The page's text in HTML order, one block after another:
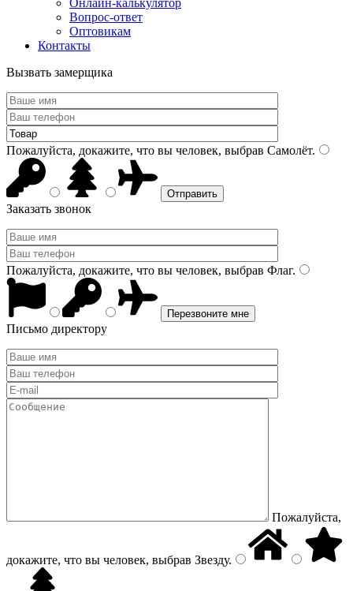
Онлайн-калькулятор
Вопрос-ответ
Оптовикам
Контакты
Вызвать замерщика
Пожалуйста, докажите, что вы человек, выбрав Самолёт.
Заказать звонок
Пожалуйста, докажите, что вы человек, выбрав Флаг.
Письмо директору
Пожалуйста,
докажите, что вы человек, выбрав Звезду.